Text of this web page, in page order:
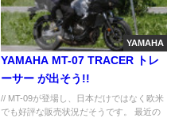
YAMAHA
YAMAHA MT-07 TRACER トレ
ーサー が出そう!!
// MT-09が登場し、日本だけではなく欧米
でも好評な販売状況だそうです。 最近の